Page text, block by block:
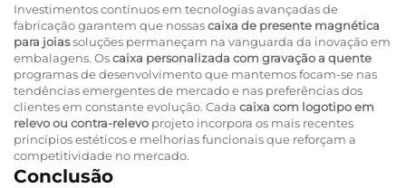
Investimentos contínuos em tecnologias avançadas de
fabricação garantem que nossascaixa de presente magnética
para joiassoluções permaneçam na vanguarda da inovação em
embalagens. Oscaixa personalizada com gravação a quente
programas de desenvolvimento que mantemos focam-se nas
tendências emergentes de mercado e nas preferências dos
clientes em constante evolução. Cada caixa com logotipo em
relevo ou contra-relevo projeto incorpora os mais recentes
princípios estéticos e melhorias funcionais que reforçam a
competitividade no mercado.
Conclusão